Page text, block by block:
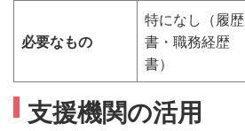
必要なもの
特になし（履歴
書・職務経歴
書）
支援機関の活用